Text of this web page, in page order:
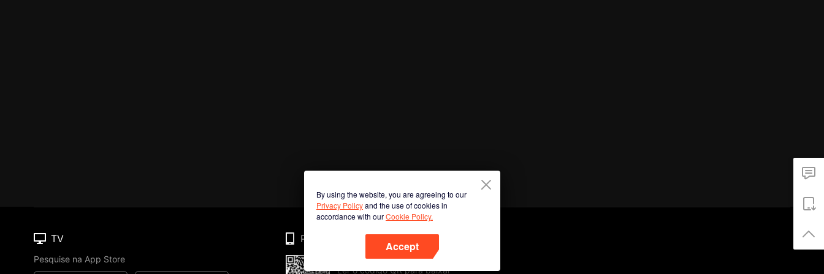
By using the website, you are agreeing to our
Privacy Policyand the use of cookies in
accordance with ourCookie Policy.
Accept
TV
Pesquise na App Store
Phone
Ler o código QR para baixar